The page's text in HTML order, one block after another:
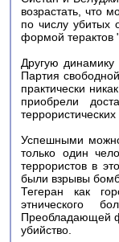
возрастать, что
по числу убитых
формой
Другую
Партия
практически
приобрели
Успешными
только один
террористов в
были взрывы
Тегеран как
этнического
Преобладающей
убийство.